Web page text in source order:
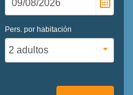
Pers. por habitación